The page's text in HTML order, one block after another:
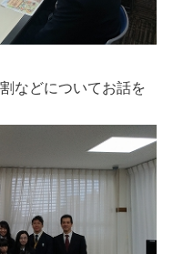
などについてお話を